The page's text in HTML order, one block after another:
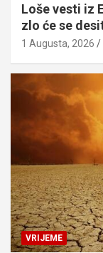
Loše vesti iz
zlo će se
1 Augusta, 2026
VRIJEME